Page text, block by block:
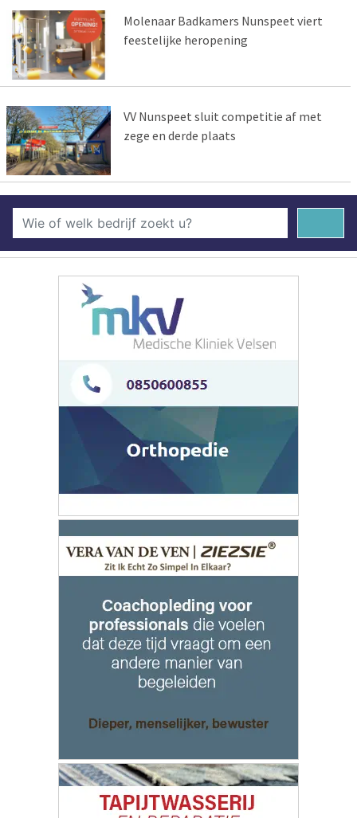
Molenaar Badkamers Nunspeet viert
feestelijke heropening
VV Nunspeet sluit competitie af met
zege en derde plaats